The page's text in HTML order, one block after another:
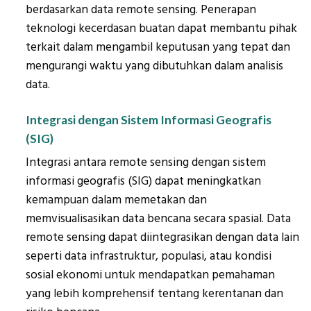
berdasarkan data remote sensing. Penerapan
teknologi kecerdasan buatan dapat membantu pihak
terkait dalam mengambil keputusan yang tepat dan
mengurangi waktu yang dibutuhkan dalam analisis
data.
Integrasi dengan Sistem Informasi Geografis
(SIG)
Integrasi antara remote sensing dengan sistem
informasi geografis (SIG) dapat meningkatkan
kemampuan dalam memetakan dan
memvisualisasikan data bencana secara spasial. Data
remote sensing dapat diintegrasikan dengan data lain
seperti data infrastruktur, populasi, atau kondisi
sosial ekonomi untuk mendapatkan pemahaman
yang lebih komprehensif tentang kerentanan dan